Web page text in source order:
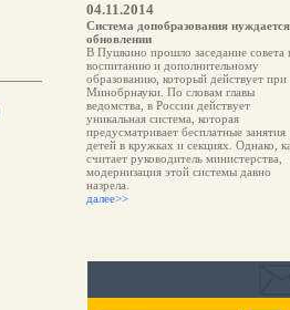
04.11.2014
Система допобразования
обновлении
В Пушкино прошло заседание совета
воспитанию и дополнительному
образованию, который действует при
Минобрнауки. По словам главы
ведомства, в России действует
уникальная система, которая
предусматривает бесплатные занятия
детей в кружках и секциях. Однако,
считает руководитель министерства,
модернизация этой системы давно
назрела.
далее>>